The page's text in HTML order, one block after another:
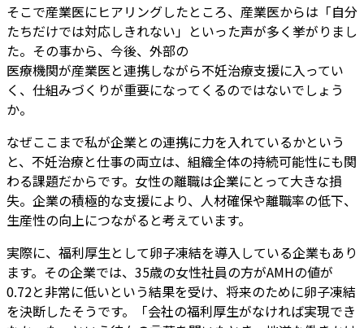
そこで産業医にヒアリングしたところ、産業医からは「自分
たちだけでは対応しきれない」といった声が多く挙がりまし
た。その事から、今後、外部の
医療機関が産業医と連携しながら不妊治療支援に入ってい
く、仕組みづくりが重要になってくるのではないでしょう
か。
なぜここまで私が企業との連携に力を入れているかという
と、不妊治療と仕事の両立は、組織全体の持続可能性にも関
わる課題だからです。女性の離職は企業にとって大きな損
失。企業の積極的な支援により、人材確保や離職率の低下、
生産性の向上につながると考えています。
実際に、福利厚生として卵子凍結を導入している企業もあり
ます。その企業では、35歳の女性社員の方がAMHの値が
0.72と非常に低いという結果を受け、将来のために卵子凍結
を決断したそうです。「会社の福利厚生がなければ実現でき